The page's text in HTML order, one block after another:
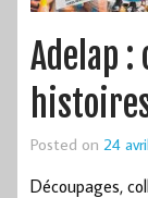
Adelap
Posted on 24
Découpages,